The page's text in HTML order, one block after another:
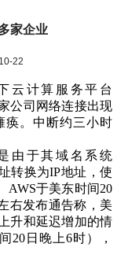
家企业
22
云计算服务平台
公司网络连接出现
痪。中断约三小时
由于其域名系统
转换为IP地址，使
AWS于美东时间20
右发布通告称，美
升和延迟增加的情
20日晚上6时），